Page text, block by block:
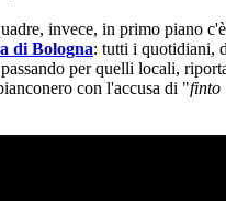
invece, in primo piano c'è
di Bologna: tutti i quotidiani,
per quelli locali,
con l'accusa di "finto